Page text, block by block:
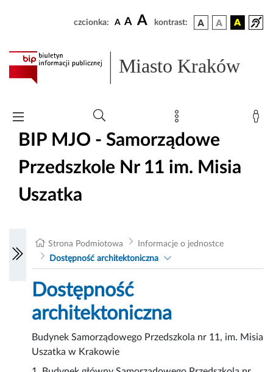
czcionka: A A A kontrast:
Miasto Kraków
BIP MJO - Samorządowe
Przedszkole Nr 11 im. Misia
Uszatka
Strona Podmiotowa
Informacje o jednostce
Dostępność architektoniczna
Dostępność
architektoniczna
Budynek Samorządowego Przedszkola nr 11, im. Misia
Uszatka w Krakowie